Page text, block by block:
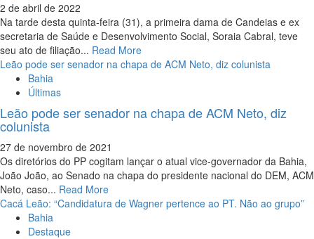
2 de abril de 2022
Na tarde desta quinta-feira (31), a primeira dama de Candeias e ex
secretaria de Saúde e Desenvolvimento Social, Soraia Cabral, teve
seu ato de filiação... Read More
Leão pode ser senador na chapa de ACM Neto, diz colunista
Bahia
Últimas
Leão pode ser senador na chapa de ACM Neto, diz
colunista
27 de novembro de 2021
Os diretórios do PP cogitam lançar o atual vice-governador da Bahia,
João João, ao Senado na chapa do presidente nacional do DEM, ACM
Neto, caso... Read More
Cacá Leão: “Candidatura de Wagner pertence ao PT. Não ao grupo”
Bahia
Destaque